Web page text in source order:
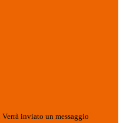
Verrà inviato un messaggio